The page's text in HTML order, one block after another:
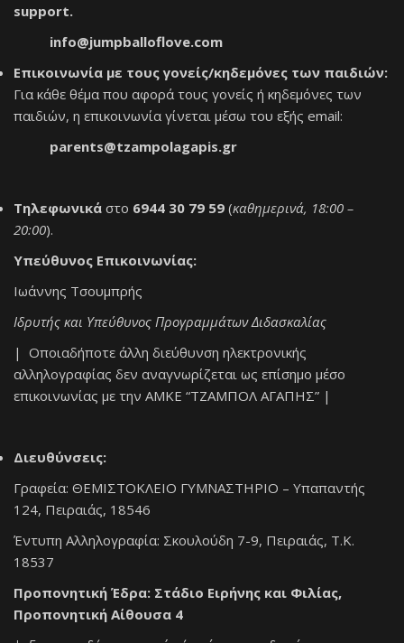
support.
info@jumpballoflove.com
Επικοινωνία με τους γονείς/κηδεμόνες των παιδιών:
Για κάθε θέμα που αφορά τους γονείς ή κηδεμόνες των
παιδιών, η επικοινωνία γίνεται μέσω του εξής email:
parents@tzampolagapis.gr
Τηλεφωνικά στο 6944 30 79 59 (καθημερινά, 18:00 –
20:00).
Υπεύθυνος Επικοινωνίας:
Ιωάννης Τσουμπρής
Ιδρυτής και Υπεύθυνος Προγραμμάτων Διδασκαλίας
| Οποιαδήποτε άλλη διεύθυνση ηλεκτρονικής
αλληλογραφίας δεν αναγνωρίζεται ως επίσημο μέσο
επικοινωνίας με την ΑΜΚΕ “ΤΖΑΜΠΟΛ ΑΓΑΠΗΣ” |
Διευθύνσεις:
Γραφεία: ΘΕΜΙΣΤΟΚΛΕΙΟ ΓΥΜΝΑΣΤΗΡΙΟ – Υπαπαντής
124, Πειραιάς, 18546
Έντυπη Αλληλογραφία: Σκουλούδη 7-9, Πειραιάς, Τ.Κ.
18537
Προπονητική Έδρα: Στάδιο Ειρήνης και Φιλίας,
Προπονητική Αίθουσα 4